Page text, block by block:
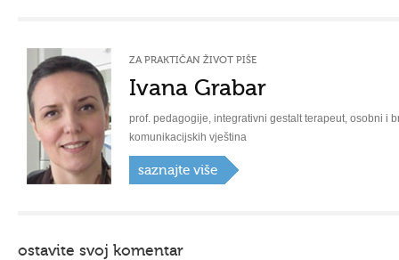
ZA PRAKTIČAN ŽIVOT PIŠE
Ivana Grabar
prof. pedagogije, integrativni gestalt terapeut, osobni i
komunikacijskih vještina
saznajte više
ostavite svoj komentar